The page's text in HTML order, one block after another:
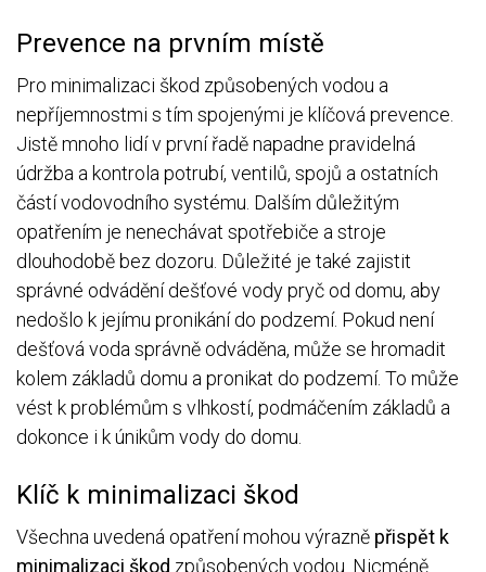
Prevence na prvním místě
Pro minimalizaci škod způsobených vodou a
nepříjemnostmi s tím spojenými je klíčová prevence.
Jistě mnoho lidí v první řadě napadne pravidelná
údržba a kontrola potrubí, ventilů, spojů a ostatních
částí vodovodního systému. Dalším důležitým
opatřením je nenechávat spotřebiče a stroje
dlouhodobě bez dozoru. Důležité je také zajistit
správné odvádění dešťové vody pryč od domu, aby
nedošlo k jejímu pronikání do podzemí. Pokud není
dešťová voda správně odváděna, může se hromadit
kolem základů domu a pronikat do podzemí. To může
vést k problémům s vlhkostí, podmáčením základů a
dokonce i k únikům vody do domu.
Klíč k minimalizaci škod
Všechna uvedená opatření mohou výrazně přispět k
minimalizaci škod způsobených vodou. Nicméně